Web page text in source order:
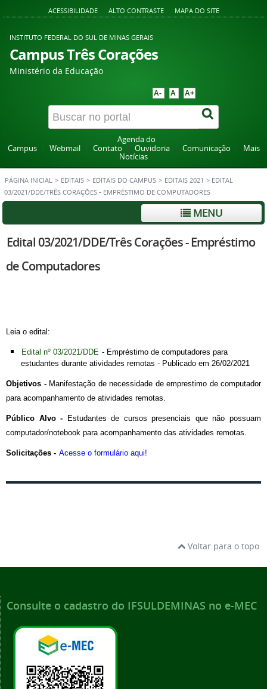
ACESSIBILIDADE ALTO CONTRASTE MAPA DO SITE
INSTITUTO FEDERAL DO SUL DE MINAS GERAIS
Campus Três Corações
Ministério da Educação
A- A A+
Agenda do
Campus
Webmail Contato Ouvidoria Comunicação
Mais
Notícias
PÁGINA INICIAL > EDITAIS > EDITAIS DO CAMPUS > EDITAIS 2021 > EDITAL
03/2021/DDE/TRÊS CORAÇÕES - EMPRÉSTIMO DE COMPUTADORES
MENU
Edital 03/2021/DDE/Três Corações - Empréstimo
de Computadores
Leia o edital:
Edital nº 03/2021/DDE - Empréstimo de computadores para
estudantes durante atividades remotas - Publicado em 26/02/2021
Objetivos -Manifestação de necessidade de emprestimo de computador
para acompanhamento de atividades remotas.
Público Alvo - Estudantes de cursos presenciais que não possuam
computador/notebook para acompanhamento das atividades remotas.
Solicitações - Acesse o formulário aqui!
Voltar para o topo
Consulte o cadastro do IFSULDEMINAS no e-MEC